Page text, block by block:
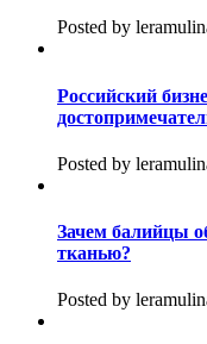
Posted by
Российский
Posted by
Зачем балийцы
тканью?
Posted by